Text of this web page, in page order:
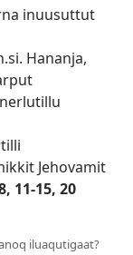
inuusuttut
Hananja,
Jehovamit
11-15, 20
iluaqutigaat?